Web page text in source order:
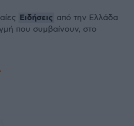
Ειδήσεις από την Ελλάδα
που συμβαίνουν, στο